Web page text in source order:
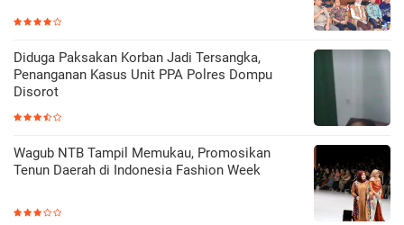
Diduga Paksakan Korban Jadi Tersangka,
Penanganan Kasus Unit PPA Polres Dompu
Disorot
Wagub NTB Tampil Memukau, Promosikan
Tenun Daerah di Indonesia Fashion Week